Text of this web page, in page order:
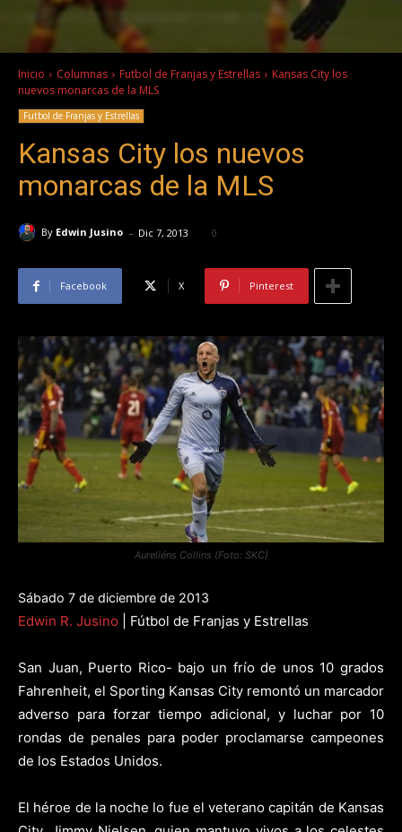
Inicio Columnas Futbol de Franjas y Estrellas
Kansas City los
nuevos monarcas de la MLS
Futbol de Franjas y Estrellas
Kansas City los nuevos
monarcas de la MLS
By Edwin Jusino - Dic 7, 2013 0
Facebook X Pinterest
Aureliéns Collins (Foto: SKC)
Sábado 7 de diciembre de 2013
Edwin R. Jusino | Fútbol de Franjas y Estrellas
San Juan, Puerto Rico- bajo un frío de unos 10 grados
Fahrenheit, el Sporting Kansas City remontó un marcador
adverso para forzar tiempo adicional, y luchar por 10
rondas de penales para poder proclamarse campeones
de los Estados Unidos.
El héroe de la noche lo fue el veterano capitán de Kansas